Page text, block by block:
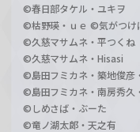
©春日部タケル・ユキヲ
©枯野瑛・ｕｅ ©気がつけ
©久慈マサムネ・平つくね
©久慈マサムネ・Hisasi
©島田フミカネ・築地俊彦
©島田フミカネ・南房秀久
©しめさば・ぶーた
©竜ノ湖太郎・天之有